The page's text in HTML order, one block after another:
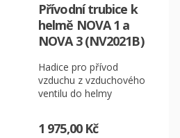
Přívodní trubice k
helmě NOVA 1 a
NOVA 3 (NV2021B)
Hadice pro přívod
vzduchu z vzduchového
ventilu do helmy
1 975,00 Kč